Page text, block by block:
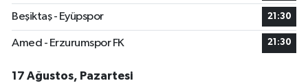
Beşiktaş - Eyüpspor 21:30
Amed - Erzurumspor FK 21:30
17 Ağustos, Pazartesi